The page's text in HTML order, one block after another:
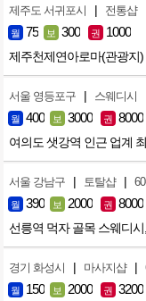
제주도 서귀포시 | 전통샵
월 75 보 300 권 1000
제주천제연아로마(관광지)
서울 영등포구 | 스웨디시
월 400 보 3000 권 8000
여의도 샛강역 인근 업계
서울 강남구 | 토탈샵 |
월 390 보 2000 권 8000
선릉역 먹자 골목 스웨디
경기 화성시 | 마사지샵 |
월 150 보 2000 권 3200